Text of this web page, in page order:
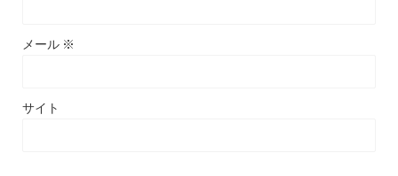
メール ※
サイト